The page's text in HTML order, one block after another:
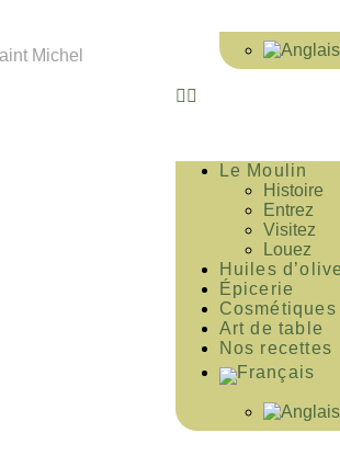
Le Moulin
Histoire
Entrez
Visitez
Louez
Huiles
Épicerie
Cosmétiques
Art de table
Nos recettes